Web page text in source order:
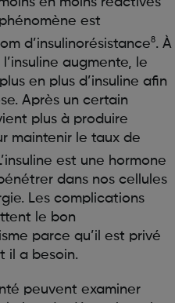
est
d’insulinorésistance8. À
augmente, le
en plus d’insuline afin
Après un certain
plus à produire
maintenir le taux de
est une hormone
dans nos cellules
Les complications
le bon
parce qu’il est privé
il a besoin.
peuvent examiner